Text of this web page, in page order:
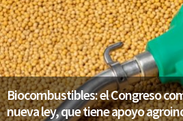
Biocombustibles: el Congreso
nueva ley, que tiene apoyo